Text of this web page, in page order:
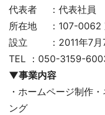
代表者 ：代表社員
所在地 ：107-0062
設立 ：2011年7月
TEL ：050-3159-
▼事業内容
・ホームページ制作
ング